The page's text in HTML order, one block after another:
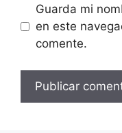
Guarda mi
en este
comente.